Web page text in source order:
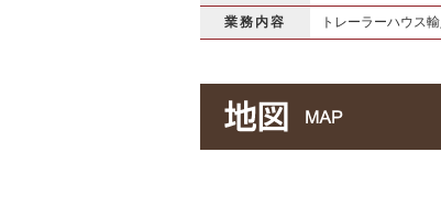
業務内容 トレーラーハウス